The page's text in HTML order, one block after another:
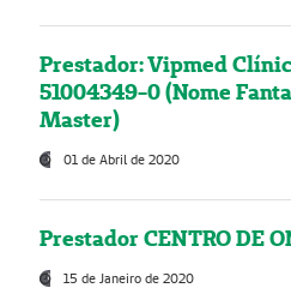
Prestador: Vipmed
51004349-0 (Nome
Master)
01 de Abril de 2020
Prestador CENTRO DE
15 de Janeiro de 2020